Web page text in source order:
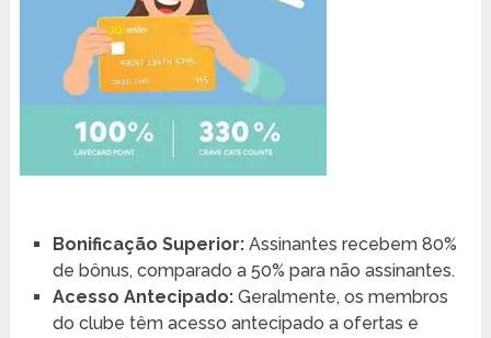
Bonificação Superior:Assinantes recebem 80%
de bônus, comparado a 50% para não assinantes.
Acesso Antecipado:Geralmente, os membros
do clube têm acesso antecipado a ofertas e